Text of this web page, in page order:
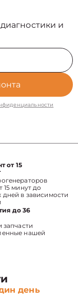
и
от 15
15 минут до
дней в зависимости
до 36
запчасти
нашей
день